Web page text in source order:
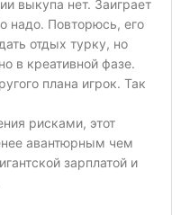
выкупа нет. Заиграет
надо. Повторюсь, его
отдых турку, но
в креативной фазе.
плана игрок. Так
рисками, этот
авантюрным чем
зарплатой и